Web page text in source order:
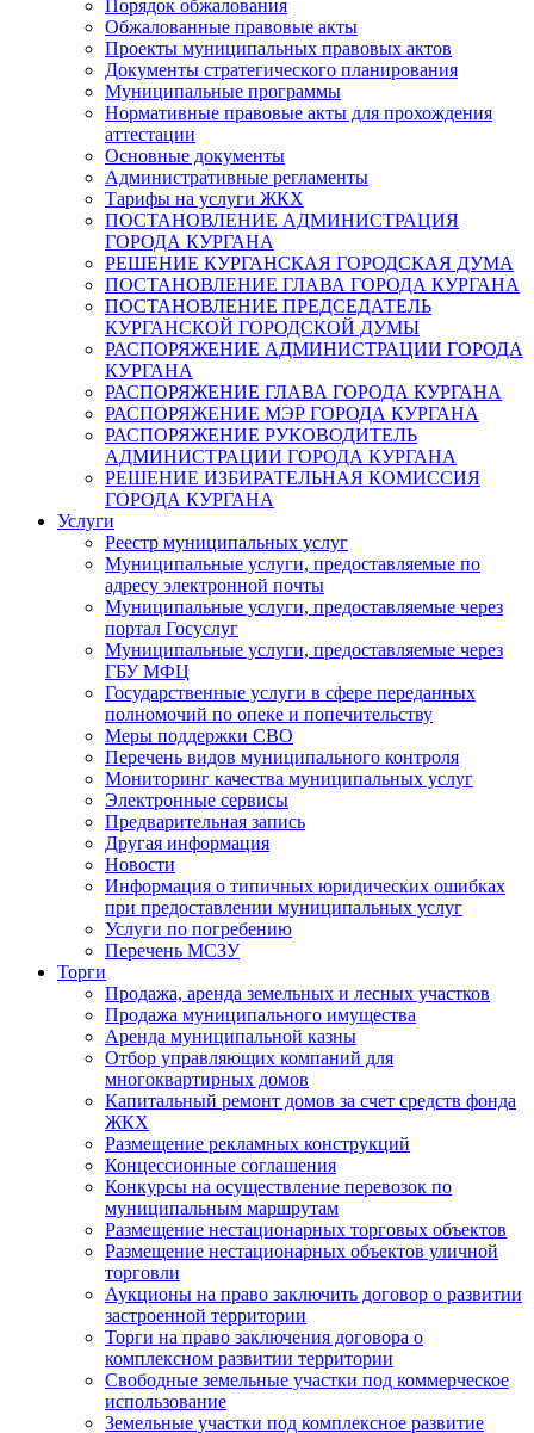
Порядок обжалования
Обжалованные правовые акты
Проекты муниципальных правовых актов
Документы стратегического планирования
Муниципальные программы
Нормативные правовые акты для прохождения
аттестации
Основные документы
Административные регламенты
Тарифы на услуги ЖКХ
ПОСТАНОВЛЕНИЕ АДМИНИСТРАЦИЯ
ГОРОДА КУРГАНА
РЕШЕНИЕ КУРГАНСКАЯ ГОРОДСКАЯ ДУМА
ПОСТАНОВЛЕНИЕ ГЛАВА ГОРОДА КУРГАНА
ПОСТАНОВЛЕНИЕ ПРЕДСЕДАТЕЛЬ
КУРГАНСКОЙ ГОРОДСКОЙ ДУМЫ
РАСПОРЯЖЕНИЕ АДМИНИСТРАЦИИ ГОРОДА
КУРГАНА
РАСПОРЯЖЕНИЕ ГЛАВА ГОРОДА КУРГАНА
РАСПОРЯЖЕНИЕ МЭР ГОРОДА КУРГАНА
РАСПОРЯЖЕНИЕ РУКОВОДИТЕЛЬ
АДМИНИСТРАЦИИ ГОРОДА КУРГАНА
РЕШЕНИЕ ИЗБИРАТЕЛЬНАЯ КОМИССИЯ
ГОРОДА КУРГАНА
Услуги
Реестр муниципальных услуг
Муниципальные услуги, предоставляемые по
адресу электронной почты
Муниципальные услуги, предоставляемые через
портал Госуслуг
Муниципальные услуги, предоставляемые через
ГБУ МФЦ
Государственные услуги в сфере переданных
полномочий по опеке и попечительству
Меры поддержки СВО
Перечень видов муниципального контроля
Мониторинг качества муниципальных услуг
Электронные сервисы
Предварительная запись
Другая информация
Новости
Информация о типичных юридических ошибках
при предоставлении муниципальных услуг
Услуги по погребению
Перечень МСЗУ
Торги
Продажа, аренда земельных и лесных участков
Продажа муниципального имущества
Аренда муниципальной казны
Отбор управляющих компаний для
многоквартирных домов
Капитальный ремонт домов за счет средств фонда
ЖКХ
Размещение рекламных конструкций
Концессионные соглашения
Конкурсы на осуществление перевозок по
муниципальным маршрутам
Размещение нестационарных торговых объектов
Размещение нестационарных объектов уличной
торговли
Аукционы на право заключить договор о развитии
застроенной территории
Торги на право заключения договора о
комплексном развитии территории
Свободные земельные участки под коммерческое
использование
Земельные участки под комплексное развитие